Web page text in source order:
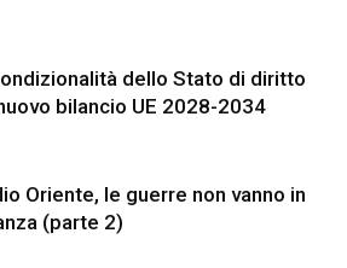
dello Stato di diritto
bilancio UE 2028-2034
Oriente, le guerre non vanno in
(parte 2)